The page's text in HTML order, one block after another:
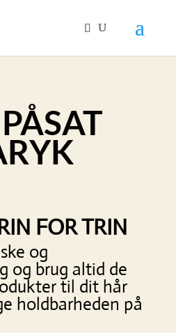
FOR TRIN
og
og brug altid de
til dit hår
holdbarheden på